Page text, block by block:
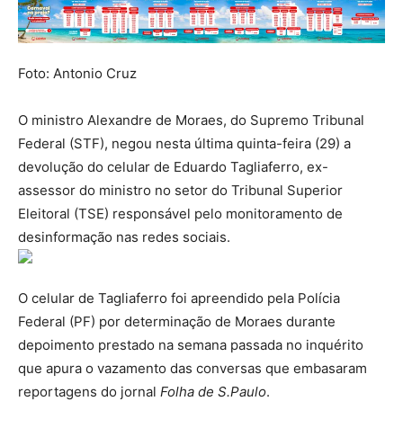
Foto: Antonio Cruz
O ministro Alexandre de Moraes, do Supremo Tribunal
Federal (STF), negou nesta última quinta-feira (29) a
devolução do celular de Eduardo Tagliaferro, ex-
assessor do ministro no setor do Tribunal Superior
Eleitoral (TSE) responsável pelo monitoramento de
desinformação nas redes sociais.
O celular de Tagliaferro foi apreendido pela Polícia
Federal (PF) por determinação de Moraes durante
depoimento prestado na semana passada no inquérito
que apura o vazamento das conversas que embasaram
reportagens do jornal Folha de S.Paulo.